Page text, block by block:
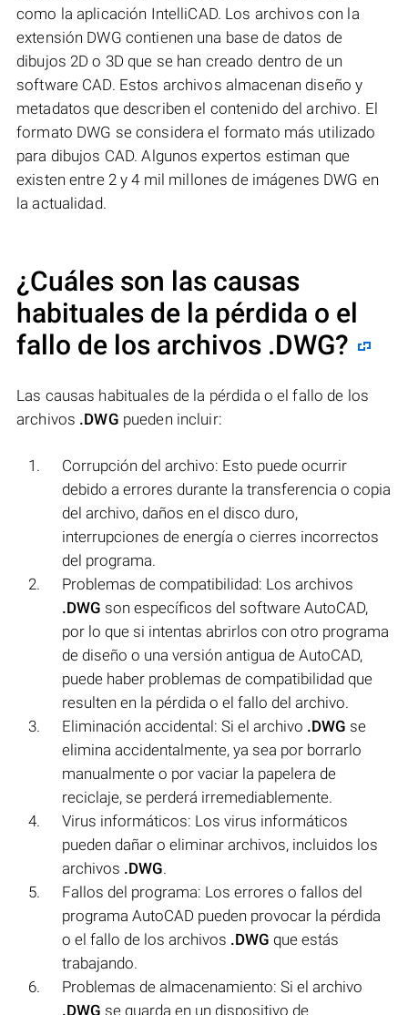
como la aplicación IntelliCAD. Los archivos con la
extensión DWG contienen una base de datos de
dibujos 2D o 3D que se han creado dentro de un
software CAD. Estos archivos almacenan diseño y
metadatos que describen el contenido del archivo. El
formato DWG se considera el formato más utilizado
para dibujos CAD. Algunos expertos estiman que
existen entre 2 y 4 mil millones de imágenes DWG en
la actualidad.
¿Cuáles son las causas
habituales de la pérdida o el
fallo de los archivos .DWG?
Las causas habituales de la pérdida o el fallo de los
archivos .DWG pueden incluir:
Corrupción del archivo: Esto puede ocurrir
debido a errores durante la transferencia o copia
del archivo, daños en el disco duro,
interrupciones de energía o cierres incorrectos
del programa.
Problemas de compatibilidad: Los archivos
.DWG son específicos del software AutoCAD,
por lo que si intentas abrirlos con otro programa
de diseño o una versión antigua de AutoCAD,
puede haber problemas de compatibilidad que
resulten en la pérdida o el fallo del archivo.
Eliminación accidental: Si el archivo .DWG se
elimina accidentalmente, ya sea por borrarlo
manualmente o por vaciar la papelera de
reciclaje, se perderá irremediablemente.
Virus informáticos: Los virus informáticos
pueden dañar o eliminar archivos, incluidos los
archivos .DWG.
Fallos del programa: Los errores o fallos del
programa AutoCAD pueden provocar la pérdida
o el fallo de los archivos .DWG que estás
trabajando.
Problemas de almacenamiento: Si el archivo
.DWG se guarda en un dispositivo de